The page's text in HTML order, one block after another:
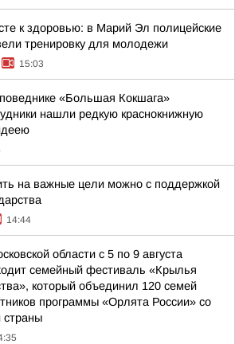
к здоровью: в Марий Эл полицейские
тренировку для молодежи
15:03
«Большая Кокшага»
нашли редкую краснокнижную
на важные цели можно с поддержкой
14:44
области с 5 по 9 августа
семейный фестиваль «Крылья
который объединил 120 семей
программы «Орлята России» со
страны